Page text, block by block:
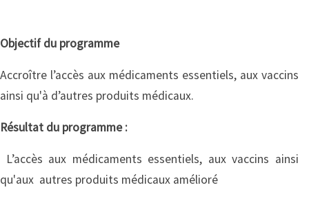
Objectif du programme
Accroître l’accès aux médicaments essentiels, aux vaccins
ainsi qu'à d’autres produits médicaux.
Résultat du programme :
L’accès aux médicaments essentiels, aux vaccins ainsi
qu'aux autres produits médicaux amélioré